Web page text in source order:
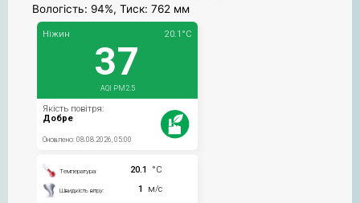
Вологість: 94%, Тиск: 762 мм